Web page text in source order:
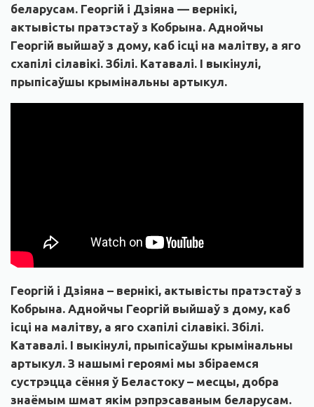
беларусам. Георгій і Дзіяна — вернікі,
актывісты пратэстаў з Кобрына. Аднойчы
Георгій выйшаў з дому, каб ісці на малітву, а яго
схапілі сілавікі. Збілі. Катавалі. І выкінулі,
прыпісаўшы крымінальны артыкул.
Георгій і Дзіяна – вернікі, актывісты пратэстаў з
Кобрына. Аднойчы Георгій выйшаў з дому, каб
ісці на малітву, а яго схапілі сілавікі. Збілі.
Катавалі. І выкінулі, прыпісаўшы крымінальны
артыкул. З нашымі героямі мы збіраемся
сустрэцца сёння ў Беластоку – месцы, добра
знаёмым шмат якім рэпрэсаваным беларусам.